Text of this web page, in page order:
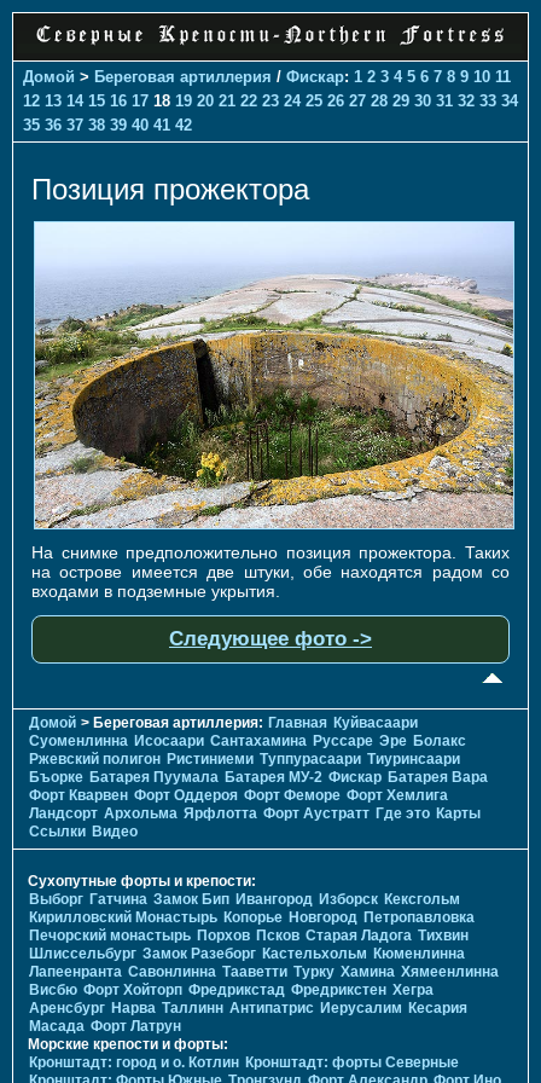
Домой > Береговая артиллерия / Фискар: 1 2 3 4 5 6 7 8 9 10 11
12 13 14 15 16 17 18 19 20 21 22 23 24 25 26 27 28 29 30 31 32 33 34
35 36 37 38 39 40 41 42
Позиция прожектора
На снимке предположительно позиция прожектора. Таких
на острове имеется две штуки, обе находятся радом со
входами в подземные укрытия.
Следующее фото ->
Домой > Береговая артиллерия: Главная Куйвасаари
Суоменлиннa Исосаари Сантахамина Руссаре Эре Болакс
Ржевский полигон Ристиниеми Туппурасаари Тиуринсаари
Бъорке Батарея Пуумала Батарея МУ-2 Фискар Батарея Вара
Форт Кварвен Форт Оддероя Форт Феморе Форт Хемлига
Ландсорт Архольма Ярфлотта Форт Аустратт Где это Карты
Ссылки Видео
Сухопутные форты и крепости:
Выборг Гатчина Замок Бип Ивангород Изборск Кексгольм
Кирилловский Монастырь Копорье Новгород Петропавловка
Печорcкий монастырь Порхов Псков Старая Ладога Тихвин
Шлиссельбург Замок Разеборг Кастельхольм Кюменлинна
Лапеенранта Савонлинна Тааветти Турку Хамина Хямеенлинна
Висбю Форт Хойторп Фредрикстад Фредрикстен Хегра
Аренсбург Нарва Таллинн Антипатрис Иерусалим Кесария
Масада Форт Латрун
Морские крепости и форты:
Кронштадт: город и о. Котлин Кронштадт: форты Северные